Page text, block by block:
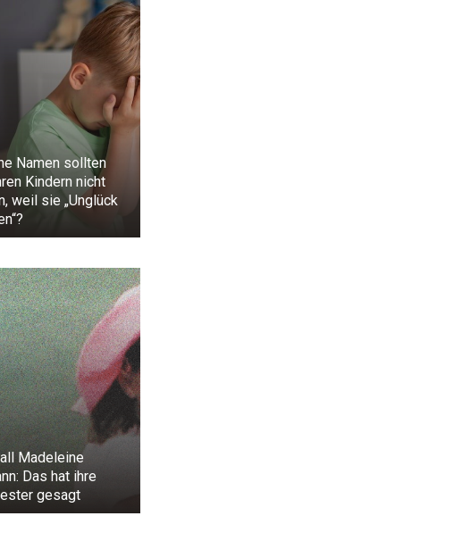
Namen sollten
Kindern nicht
weil sie „Unglück
Madeleine
Das hat ihre
gesagt